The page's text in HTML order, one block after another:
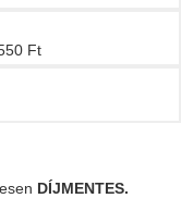
Ft
DÍJMENTES.